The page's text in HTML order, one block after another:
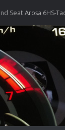
Seat Arosa 6HS-
Lupo
VW Lupo
VW Lupo
VW Lupo GTI,